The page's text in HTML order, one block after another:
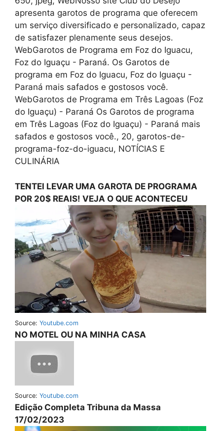
apresenta garotos de programa que oferecem
um serviço diversificado e personalizado, capaz
de satisfazer plenamente seus desejos.
WebGarotos de Programa em Foz do Iguacu,
Foz do Iguaçu - Paraná. Os Garotos de
programa em Foz do Iguacu, Foz do Iguaçu -
Paraná mais safados e gostosos você.
WebGarotos de Programa em Três Lagoas (Foz
do Iguaçu) - Paraná Os Garotos de programa
em Três Lagoas (Foz do Iguaçu) - Paraná mais
safados e gostosos você., 20, garotos-de-
programa-foz-do-iguacu, NOTÍCIAS E
CULINÁRIA
TENTEI LEVAR UMA GAROTA DE PROGRAMA
POR 20$ REAIS! VEJA O QUE ACONTECEU
Source: Youtube.com
NO MOTEL OU NA MINHA CASA
Source: Youtube.com
Edição Completa Tribuna da Massa
17/02/2023